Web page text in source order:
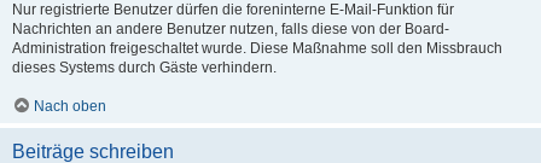
Nur registrierte Benutzer dürfen die foreninterne E-Mail-Funktion für
Nachrichten an andere Benutzer nutzen, falls diese von der Board-
Administration freigeschaltet wurde. Diese Maßnahme soll den Missbrauch
dieses Systems durch Gäste verhindern.
Nach oben
Beiträge schreiben